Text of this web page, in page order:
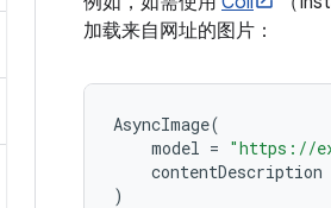
加载来自网址的图片：
AsyncImage(
model = "https://
contentDescription
)